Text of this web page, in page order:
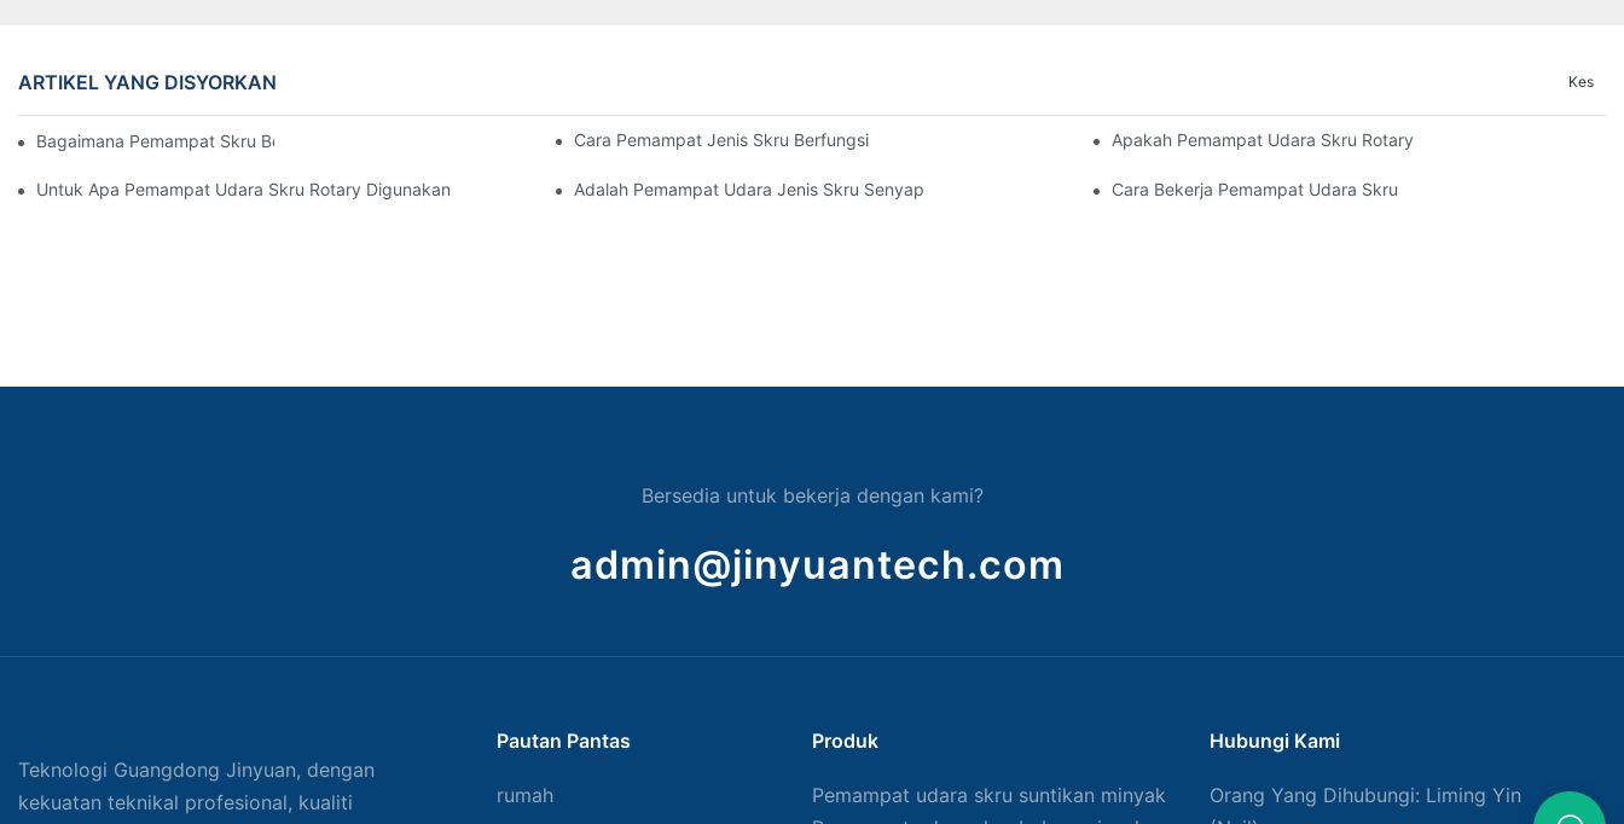
ARTIKEL YANG DISYORKAN Kes
Bagaimana Pemampat Skru Berfungsi Cara Pemampat Jenis Skru Berfungsi Apakah Pemampat Udara Skru Rotary
Untuk Apa Pemampat Udara Skru Rotary Digunakan Adalah Pemampat Udara Jenis Skru Senyap Cara Bekerja Pemampat Udara Skru
Bersedia untuk bekerja dengan kami?
admin@jinyuantech.com
Teknologi Guangdong Jinyuan, dengan
kekuatan teknikal profesional, kualiti
Pautan Pantas
rumah
Produk
Pemampat udara skru suntikan minyak
Hubungi Kami
Orang Yang Dihubungi: Liming Yin